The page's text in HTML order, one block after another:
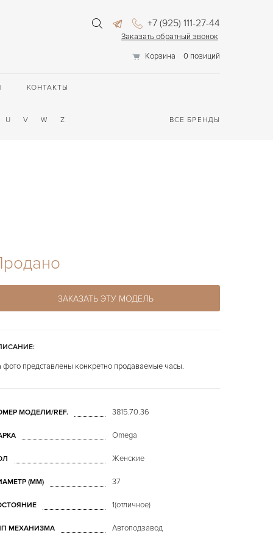
+7 (925) 111-27-44
Заказать обратный звонок
Корзина
0 позиций
КОНТАКТЫ
U V W Z ВСЕ БРЕНДЫ
ЗАКАЗАТЬ ЭТУ МОДЕЛЬ
фото представлены конкретно продаваемые часы.
МОДЕЛИ/REF. 3815.70.36
Omega
Женские
(MM) 37
1(отличное)
МЕХАНИЗМА Автоподзавод